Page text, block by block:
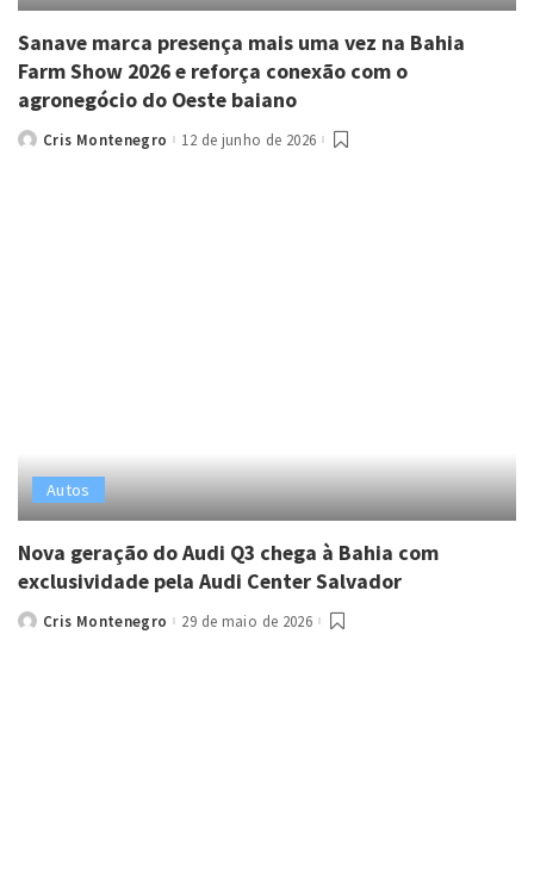
Sanave marca presença mais uma vez na Bahia
Farm Show 2026 e reforça conexão com o
agronegócio do Oeste baiano
PostedCris Montenegro 12 de junho de 2026
Autos
Nova geração do Audi Q3 chega à Bahia com
exclusividade pela Audi Center Salvador
PostedCris Montenegro 29 de maio de 2026